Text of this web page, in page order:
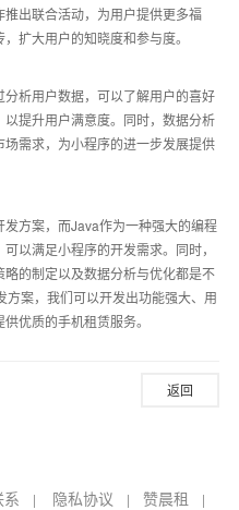
出联合活动，为用户提供更多福
扩大用户的知晓度和参与度。
析用户数据，可以了解用户的喜好
提升用户满意度。同时，数据分析
需求，为小程序的进一步发展提供
方案，而Java作为一种强大的编程
以满足小程序的开发需求。同时，
的制定以及数据分析与优化都是不
案，我们可以开发出功能强大、用
优质的手机租赁服务。
返回
| 隐私协议 | 赞晨租 |